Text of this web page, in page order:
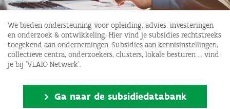
We bieden ondersteuning voor opleiding, advies, investeringen
en onderzoek & ontwikkeling. Hier vind je subsidies rechtstreeks
toegekend aan ondernemingen. Subsidies aan kennisinstellingen,
collectieve centra, onderzoekers, clusters, lokale besturen ... vind
je bij 'VLAIO Netwerk'.
Ga naar de subsidiedatabank